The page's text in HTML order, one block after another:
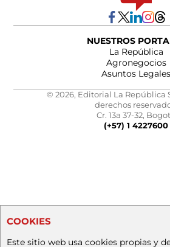
NUESTROS
La República
Agronegocios
Asuntos Legales
© 2026, Editorial La República
derechos
Cr. 13a 37-32,
(+57) 1 4227600
COOKIES
Este sitio web usa cookies propias y